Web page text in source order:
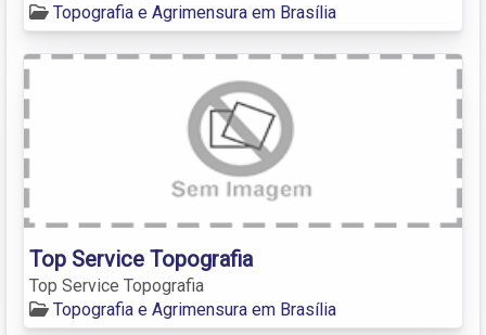
Topografia e Agrimensura em Brasília
Top Service Topografia
Top Service Topografia
Topografia e Agrimensura em Brasília